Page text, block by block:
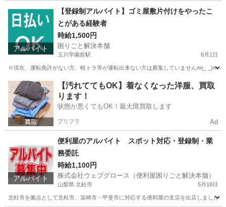
玉川学園前駅 その他 軽トラ
アルバイト
【登録制アルバイト】ゴミ屋敷片付けをやったこ
とがある経験者
時給1,500円
困りごと解決本舗
玉川学園前駅 6月1日
※現在、運転免許がない方、軽トラ等が運転出来ない方は募集していませんm(_ _)m
東京 町田市 玉川学園前駅 清掃 片付け
【汚れててもOK】着なくなった洋服、買取
ります！
状態が悪くてもOK！最大限買取します
プリフラ Ad
アルバイト
便利屋のアルバイト スポット対応・登録制・業
務委託
時給1,100円
株式会社ウェブグロース（便利屋困りごと解決本舗）
山梨県 北杜市 5月18日
北杜市を拠点として北杜市、韮崎市・甲斐市に対応する便利屋の支店を出店しまし